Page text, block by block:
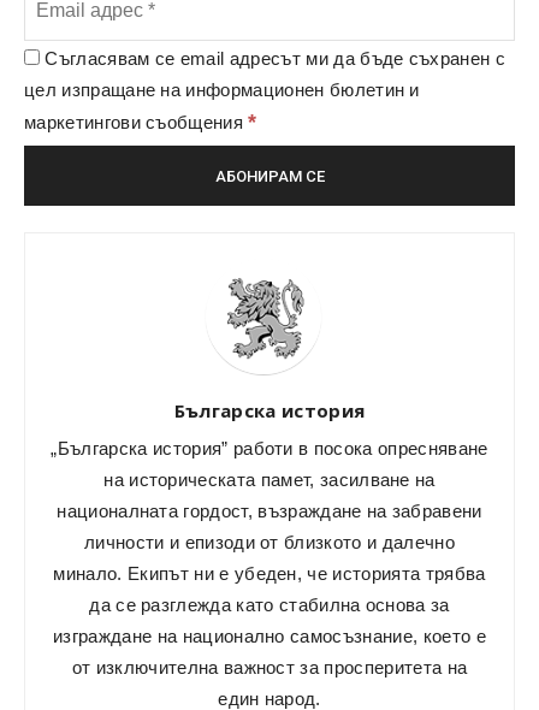
Съгласявам се email адресът ми да бъде съхранен с
цел изпращане на информационен бюлетин и
маркетингови съобщения*
Българска история
„Българска история” работи в посока опресняване
на историческата памет, засилване на
националната гордост, възраждане на забравени
личности и епизоди от близкото и далечно
минало. Екипът ни е убеден, че историята трябва
да се разглежда като стабилна основа за
изграждане на национално самосъзнание, което е
от изключителна важност за просперитета на
един народ.